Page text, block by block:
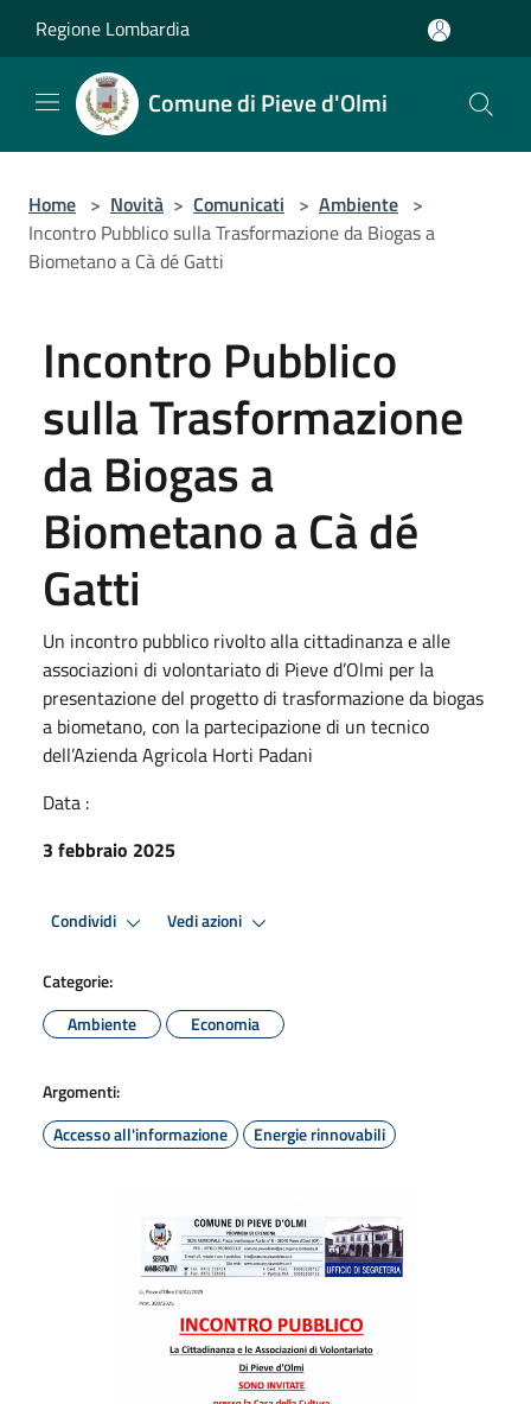
Regione Lombardia
Comune di Pieve d'Olmi
Home > Novità > Comunicati > Ambiente >
Incontro Pubblico sulla Trasformazione da Biogas a
Biometano a Cà dé Gatti
Incontro Pubblico
sulla Trasformazione
da Biogas a
Biometano a Cà dé
Gatti
Un incontro pubblico rivolto alla cittadinanza e alle
associazioni di volontariato di Pieve d’Olmi per la
presentazione del progetto di trasformazione da biogas
a biometano, con la partecipazione di un tecnico
dell’Azienda Agricola Horti Padani
Data :
3 febbraio 2025
Condividi Vedi azioni
Categorie:
Ambiente
Economia
Argomenti:
Accesso all'informazione
Energie rinnovabili